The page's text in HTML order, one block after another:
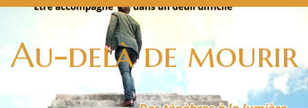
Au-delà de mourir